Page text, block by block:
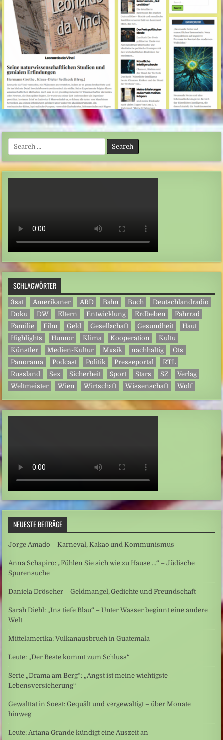
Search
for:
SCHLAGWÖRTER
3sat Amerikaner ARD Bahn Buch
Deutschlandradio
Doku
DW Eltern Entwicklung Erdbeben
Fahrrad
Familie
Film Geld Gesellschaft Gesundheit
Haut
Highlights
Humor Klima Kooperation
Kultu
Künstler
Medien-Kultur Musik nachhaltig
Ots
Panorama
Podcast Politik Presseportal
RTL
Russland
Sex Sicherheit Sport Stars SZ
Verlag
Weltmeister
Wien Wirtschaft Wissenschaft Wolf
NEUESTE BEITRÄGE
Jorge Amado – Karneval, Kakao und Kommunismus
Anna Schapiro: „Fühlen Sie sich wie zu Hause …“ – Jüdische
Spurensuche
Daniela Dröscher – Geldmangel, Gedichte und Freundschaft
Sarah Diehl: „Ins tiefe Blau“ – Unter Wasser beginnt eine andere
Welt
Mittelamerika: Vulkanausbruch in Guatemala
Leute: „Der Beste kommt zum Schluss“
Serie „Drama am Berg“: „Angst ist meine wichtigste
Lebensversicherung“
Gewalttat in Soest: Gequält und vergewaltigt – über Monate
hinweg
Leute: Ariana Grande kündigt eine Auszeit an